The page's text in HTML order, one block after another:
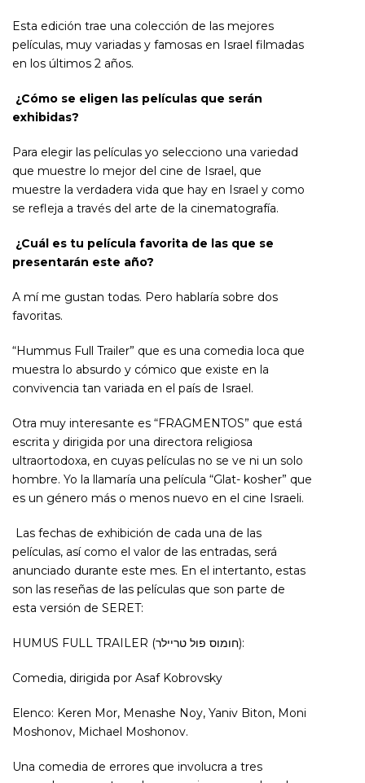
Esta edición trae una colección de las mejores
películas, muy variadas y famosas en Israel filmadas
en los últimos 2 años.
¿Cómo se eligen las películas que serán
exhibidas?
Para elegir las películas yo selecciono una variedad
que muestre lo mejor del cine de Israel , que
muestre la verdadera vida que hay en Israel y como
se refleja a través del arte de la cinematografía.
¿Cuál es tu película favorita de las que se
presentarán este año?
A mí me gustan todas. Pero hablaría sobre dos
favoritas.
“Hummus Full Trailer” que es una comedia loca que
muestra lo absurdo y cómico que existe en la
convivencia tan variada en el país de Israel.
Otra muy interesante es “FRAGMENTOS” que está
escrita y dirigida por una directora religiosa
ultraortodoxa, en cuyas películas no se ve ni un solo
hombre. Yo la llamaría una película “Glat- kosher” que
es un género más o menos nuevo en el cine Israeli.
Las fechas de exhibición de cada una de las
películas, así como el valor de las entradas, será
anunciado durante este mes. En el intertanto, estas
son las reseñas de las películas que son parte de
esta versión de SERET:
HUMUS FULL TRAILER (חומוס פול טריילר):
Comedia, dirigida por Asaf Kobrovsky
Elenco: Keren Mor, Menashe Noy, Yaniv Biton, Moni
Moshonov, Michael Moshonov.
Una comedia de errores que involucra a tres